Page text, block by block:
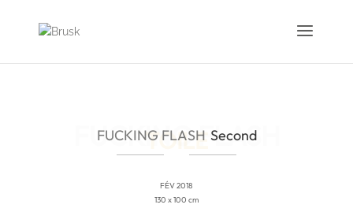
FUCKING FLASH Second
FÉV 2018
130 x 100 cm